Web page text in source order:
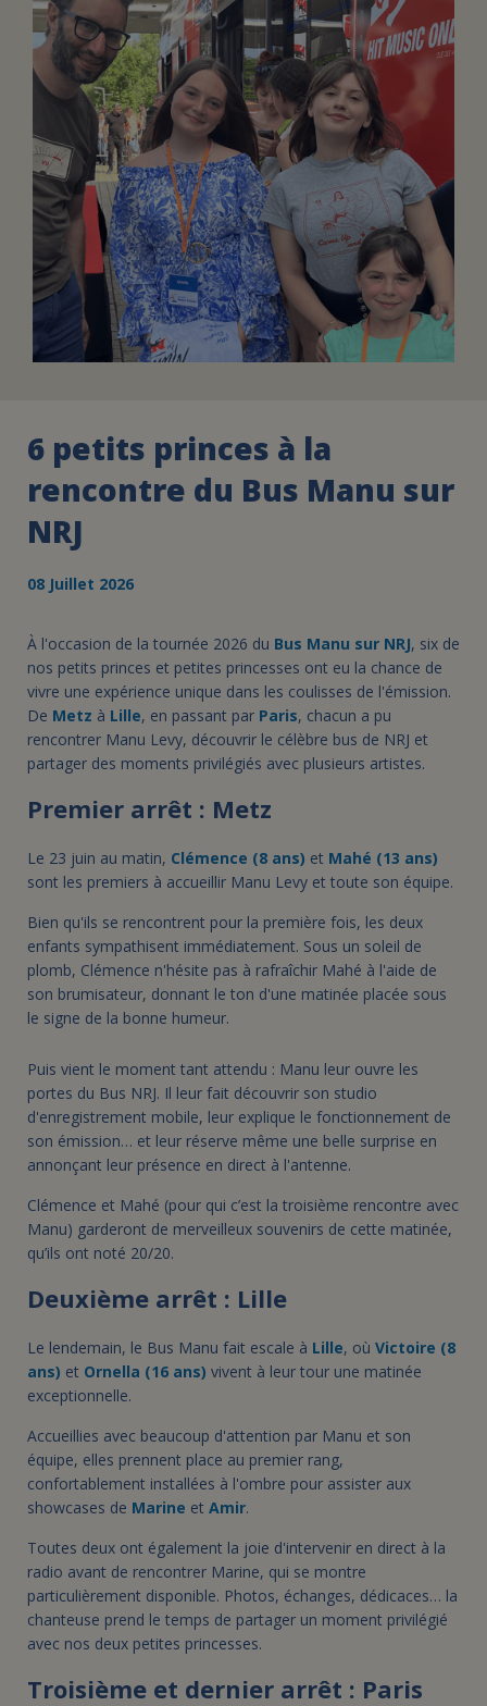
FAIRE UN DON
ASSURANCE VIE/LEGS
ESPACE PRESSE
JE DEVIENS
BÉNÉVOLE
DEVENIR
UN PETIT PRINCE
6 petits princes à la
rencontre du Bus Manu sur
NRJ
08 Juillet 2026
À l'occasion de la tournée 2026 du Bus Manu sur NRJ, six de
nos petits princes et petites princesses ont eu la chance de
vivre une expérience unique dans les coulisses de l'émission.
De Metz à Lille, en passant par Paris, chacun a pu
rencontrer Manu Levy, découvrir le célèbre bus de NRJ et
partager des moments privilégiés avec plusieurs artistes.
Premier arrêt : Metz
Le 23 juin au matin, Clémence (8 ans) et Mahé (13 ans)
sont les premiers à accueillir Manu Levy et toute son équipe.
Bien qu'ils se rencontrent pour la première fois, les deux
enfants sympathisent immédiatement. Sous un soleil de
plomb, Clémence n'hésite pas à rafraîchir Mahé à l'aide de
son brumisateur, donnant le ton d'une matinée placée sous
le signe de la bonne humeur.
Puis vient le moment tant attendu : Manu leur ouvre les
portes du Bus NRJ. Il leur fait découvrir son studio
d'enregistrement mobile, leur explique le fonctionnement de
son émission… et leur réserve même une belle surprise en
annonçant leur présence en direct à l'antenne.
Clémence et Mahé (pour qui c’est la troisième rencontre avec
Manu) garderont de merveilleux souvenirs de cette matinée,
qu’ils ont noté 20/20.
Deuxième arrêt : Lille
Le lendemain, le Bus Manu fait escale à Lille, où Victoire (8
ans) et Ornella (16 ans) vivent à leur tour une matinée
exceptionnelle.
Accueillies avec beaucoup d'attention par Manu et son
équipe, elles prennent place au premier rang,
confortablement installées à l'ombre pour assister aux
showcases de Marine et Amir.
Toutes deux ont également la joie d'intervenir en direct à la
radio avant de rencontrer Marine, qui se montre
particulièrement disponible. Photos, échanges, dédicaces… la
chanteuse prend le temps de partager un moment privilégié
avec nos deux petites princesses.
Troisième et dernier arrêt : Paris